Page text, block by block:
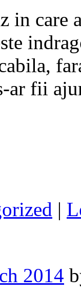
in care
ar fii
|
2014